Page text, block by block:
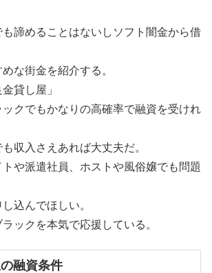
諦めることはないしソフト闇金から借
な街金を紹介する。
貸し屋」
クでもかなりの高確率で融資を受けれ
収入さえあれば大丈夫だ。
や派遣社員、ホストや風俗嬢でも問題
込んでほしい。
ックを本気で応援している。
融資条件